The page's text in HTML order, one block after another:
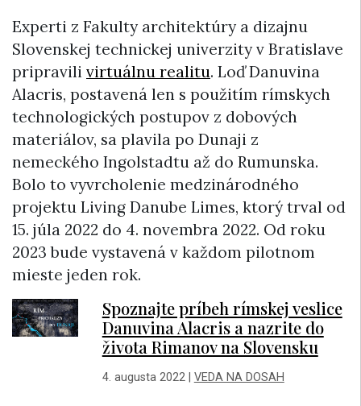
Experti z Fakulty architektúry a dizajnu
Slovenskej technickej univerzity v Bratislave
pripravili virtuálnu realitu. Loď Danuvina
Alacris, postavená len s použitím rímskych
technologických postupov z dobových
materiálov, sa plavila po Dunaji z
nemeckého Ingolstadtu až do Rumunska.
Bolo to vyvrcholenie medzinárodného
projektu Living Danube Limes, ktorý trval od
15. júla 2022 do 4. novembra 2022. Od roku
2023 bude vystavená v každom pilotnom
mieste jeden rok.
Spoznajte príbeh rímskej veslice
Danuvina Alacris a nazrite do
života Rimanov na Slovensku
4. augusta 2022| VEDA NA DOSAH